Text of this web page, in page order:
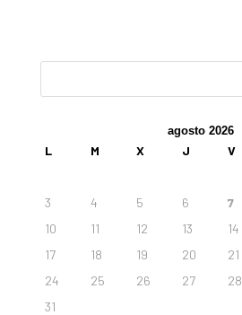
agosto 2026
L M X J V
3
4 5 6 7
10
11 12 13 14
17
18 19 20 21
24
25 26 27 28
31